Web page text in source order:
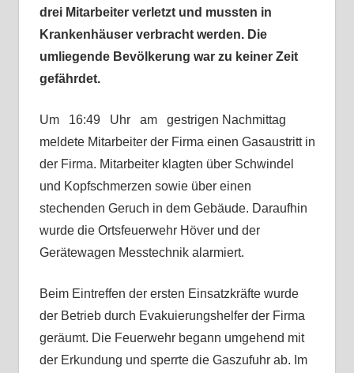
drei Mitarbeiter verletzt und mussten in
Krankenhäuser verbracht werden. Die
umliegende Bevölkerung war zu keiner Zeit
gefährdet.
Um 16:49 Uhr am gestrigen Nachmittag
meldete Mitarbeiter der Firma einen Gasaustritt in
der Firma. Mitarbeiter klagten über Schwindel
und Kopfschmerzen sowie über einen
stechenden Geruch in dem Gebäude. Daraufhin
wurde die Ortsfeuerwehr Höver und der
Gerätewagen Messtechnik alarmiert.
Beim Eintreffen der ersten Einsatzkräfte wurde
der Betrieb durch Evakuierungshelfer der Firma
geräumt. Die Feuerwehr begann umgehend mit
der Erkundung und sperrte die Gaszufuhr ab. Im